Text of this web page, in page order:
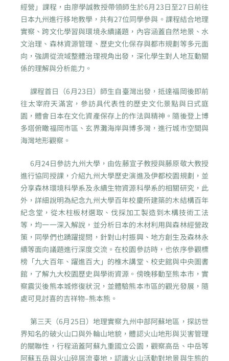
經營」課程，由廖學誠教授帶領師生於6月23日至27日前往
日本九州進行移地教學，共有27位同學參與。課程結合地理
實察、跨文化學習與環境永續議題，內容涵蓋自然地景、水
文治理、森林資源管理、歷史文化保存與都市規劃等多元面
向，強調從流域整體治理視角出發，深化學生對人地互動關
係的理解與分析能力。
課程首日（6月23日）師生自臺灣出發，抵達福岡後即前
往太宰府天滿宮，參訪具代表性的歷史文化景點與日式庭
園，體會日本在文化資產保存上的作法與精神。隨後登上博
多塔俯瞰福岡市區、玄界灘海岸與博多灣，進行城市空間與
海灣地形觀察。
6月24日參訪九州大學，由佐藤宣子教授與藤原敬大教授
進行協同授課，介紹九州大學歷史演進及伊都校園規劃，並
分享森林環境科學系及永續生物資源科學系的相關研究，此
外，詳細說明為紀念九州大學百年校慶所建築的木結構百年
紀念堂，從木柱板材選取、伐採加工製造到木構技術工法
等，均一一深入解說，並分析日本的木材利用與森林經營政
策，同學們也踴躍提問，針對山村振興、地方創生及森林永
續等面向議題進行深度交流。在校園參訪時，也依序參觀標
榜「九大百年、躍進百大」的椎木講堂、校史館與中央圖書
館，了解九大校園歷史與學術資源。傍晚移動至熊本市，實
察震災後熊本城修復狀況，並體驗熊本市區的觀光發展，隨
處可見討喜的吉祥物–熊本熊。
第三天（6月25日）地理實察九州中部阿蘇地區，探訪世
界知名的破火山口與外輪山地貌，體認火山地形與災害管理
的關聯性，行程涵蓋阿蘇九重國立公園，觀察高岳、中岳等
阿蘇五岳與火山碎屑流臺地，認識火山活動對地景與生態的